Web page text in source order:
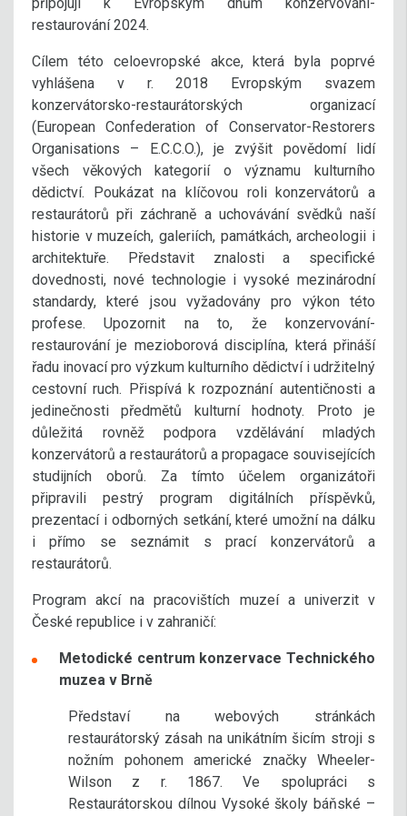
restaurování 2024.
Cílem této celoevropské akce, která byla poprvé
vyhlášena v r. 2018 Evropským svazem
konzervátorsko-restaurátorských organizací
(European Confederation of Conservator-Restorers
Organisations – E.C.C.O.), je zvýšit povědomí lidí
všech věkových kategorií o významu kulturního
dědictví. Poukázat na klíčovou roli konzervátorů a
restaurátorů při záchraně a uchovávání svědků naší
historie v muzeích, galeriích, památkách, archeologii i
architektuře. Představit znalosti a specifické
dovednosti, nové technologie i vysoké mezinárodní
standardy, které jsou vyžadovány pro výkon této
profese. Upozornit na to, že konzervování-
restaurování je mezioborová disciplína, která přináší
řadu inovací pro výzkum kulturního dědictví i udržitelný
cestovní ruch. Přispívá k rozpoznání autentičnosti a
jedinečnosti předmětů kulturní hodnoty. Proto je
důležitá rovněž podpora vzdělávání mladých
konzervátorů a restaurátorů a propagace souvisejících
studijních oborů. Za tímto účelem organizátoři
připravili pestrý program digitálních příspěvků,
prezentací i odborných setkání, které umožní na dálku
i přímo se seznámit s prací konzervátorů a
restaurátorů.
Program akcí na pracovištích muzeí a univerzit v
České republice i v zahraničí:
Metodické centrum konzervace Technického
muzea v Brně
Představí na webových stránkách
restaurátorský zásah na unikátním šicím stroji s
nožním pohonem americké značky Wheeler-
Wilson z r. 1867. Ve spolupráci s
Restaurátorskou dílnou Vysoké školy báňské –